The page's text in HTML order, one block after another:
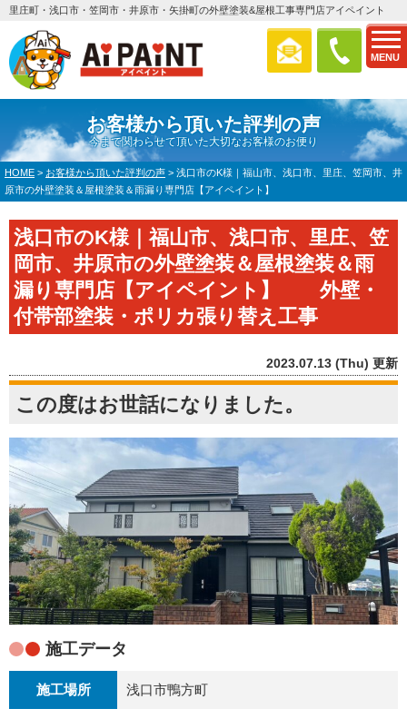
MENU
里庄町・浅口市・笠岡市・井原市・矢掛町の外壁塗装&屋根工事専門店アイペイント
お客様から頂いた評判の声
今まで関わらせて頂いた大切なお客様のお便り
HOME > お客様から頂いた評判の声 > 浅口市のK様｜福山市、浅口市、里庄、笠岡市、井
原市の外壁塗装＆屋根塗装＆雨漏り専門店【アイペイント】
浅口市のK様｜福山市、浅口市、里庄、笠
岡市、井原市の外壁塗装＆屋根塗装＆雨
漏り専門店【アイペイント】 外壁・
付帯部塗装・ポリカ張り替え工事
2023.07.13 (Thu) 更新
この度はお世話になりました。
施工データ
施工場所 浅口市鴨方町